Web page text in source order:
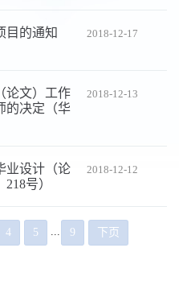
目的通知
2018-12-17
论文）工作
的决定（华
2018-12-13
业设计（论
号）
2018-12-12
4 5 9 下页